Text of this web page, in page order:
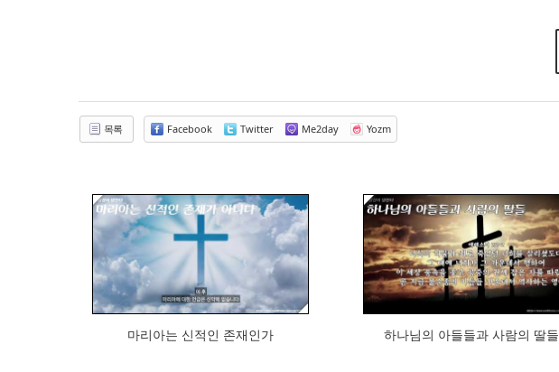
목록 Facebook Twitter Me2day Yozm
459
마리아는 신적인 존재인가
421
하나님의 아들들과 사람의 딸들